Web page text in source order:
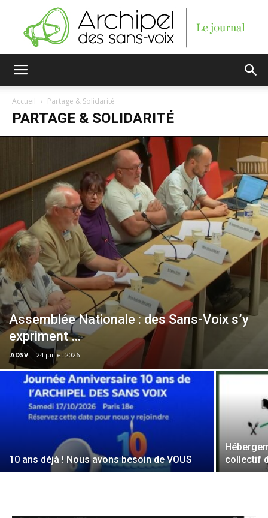
sans-
voix
Accueil Partage & Solidarité
PARTAGE & SOLIDARITÉ
Assemblée Nationale : des Sans-Voix s’y
expriment …
ADSV - 24 juillet 2026
10 ans déjà ! Nous avons besoin de VOUS
collectif